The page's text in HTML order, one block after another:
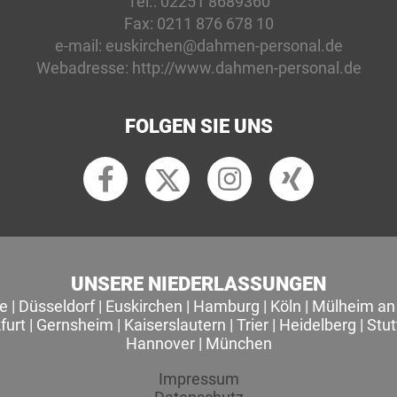
Fax: 0211 876 678 10
e-mail: euskirchen@dahmen-personal.de
Webadresse: http://www.dahmen-personal.de
FOLGEN SIE UNS
UNSERE NIEDERLASSUNGEN
| Düsseldorf| Euskirchen | Hamburg | Köln | Mülheim
| Gernsheim | Kaiserslautern | Trier| Heidelberg |
Hannover| München
Impressum